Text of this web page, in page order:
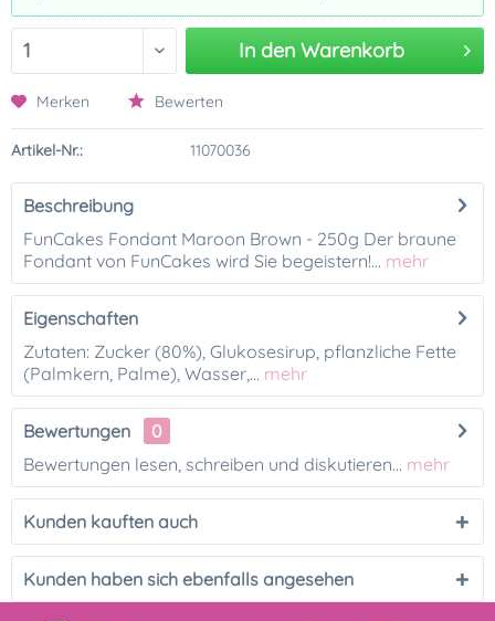
In den Warenkorb
Merken Bewerten
Artikel-Nr.: 11070036
Beschreibung
FunCakes Fondant Maroon Brown - 250g Der braune
Fondant von FunCakes wird Sie begeistern!... mehr
Eigenschaften
Zutaten: Zucker (80%), Glukosesirup, pflanzliche Fette
(Palmkern, Palme), Wasser,... mehr
Bewertungen
0
Bewertungen lesen, schreiben und diskutieren... mehr
Kunden kauften auch
Kunden haben sich ebenfalls angesehen